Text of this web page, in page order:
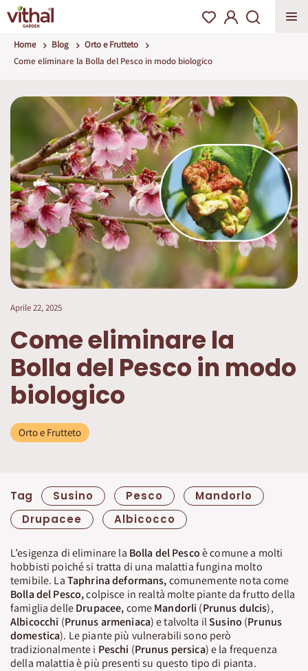
Home Blog
Orto e Frutteto
Come eliminare la Bolla del Pesco in modo biologico
Aprile 22, 2025
Come eliminare la
Bolla del Pesco in modo
biologico
Orto e Frutteto
Tag Susino Pesco
Mandorlo
Drupacee
Albicocco
L’esigenza di eliminare la Bolla del Pescoè comune a molti
hobbisti poiché si tratta di una malattia fungina molto
temibile. LaTaphrina deformans,comunemente nota come
Bolla del Pesco,colpisce in realtà molte piante da frutto della
famiglia delleDrupacee,comeMandorli (Prunus dulcis),
Albicocchi (Prunus armeniaca) e talvolta ilSusino (Prunus
domestica). Le piante più vulnerabili sono però
tradizionalmente i Peschi (Prunus persica) e la frequenza
della malattia è più presenti su questo tipo di pianta.